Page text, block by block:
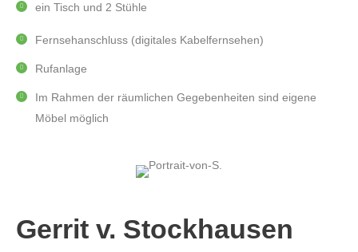
ein Tisch und 2 Stühle
Fernsehanschluss (digitales Kabelfernsehen)
Rufanlage
Im Rahmen der räumlichen Gegebenheiten sind eigene
Möbel möglich
Gerrit v. Stockhausen